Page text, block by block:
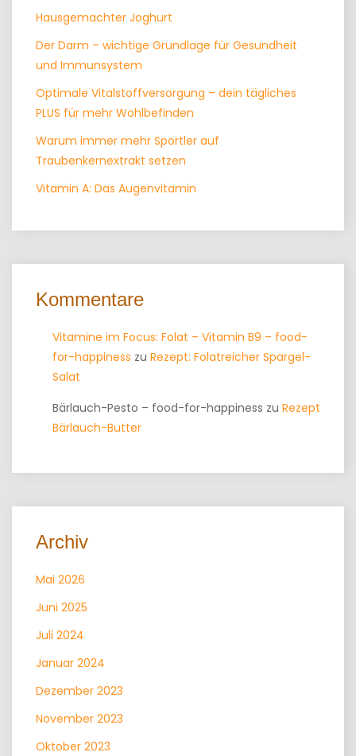
Hausgemachter Joghurt
Der Darm – wichtige Grundlage für Gesundheit
und Immunsystem
Optimale Vitalstoffversorgung – dein tägliches
PLUS für mehr Wohlbefinden
Warum immer mehr Sportler auf
Traubenkernextrakt setzen
Vitamin A: Das Augenvitamin
Kommentare
Vitamine im Focus: Folat – Vitamin B9 – food-
for-happiness zu Rezept: Folatreicher Spargel-
Salat
Bärlauch-Pesto – food-for-happiness zu Rezept
Bärlauch-Butter
Archiv
Mai 2026
Juni 2025
Juli 2024
Januar 2024
Dezember 2023
November 2023
Oktober 2023